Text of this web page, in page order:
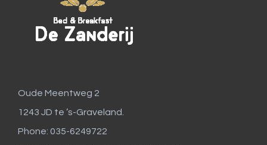
Oude Meentweg 2
1243 JD te ’s-Graveland.
Phone: 035-6249722